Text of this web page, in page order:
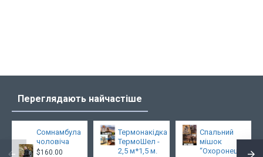
Переглядають найчастіше
Сомнамбула
чоловіча
$160.00
Термонакідка
ТермоШел -
2,5 м*1,5 м.
Спальний
мішок
“Охоронець”